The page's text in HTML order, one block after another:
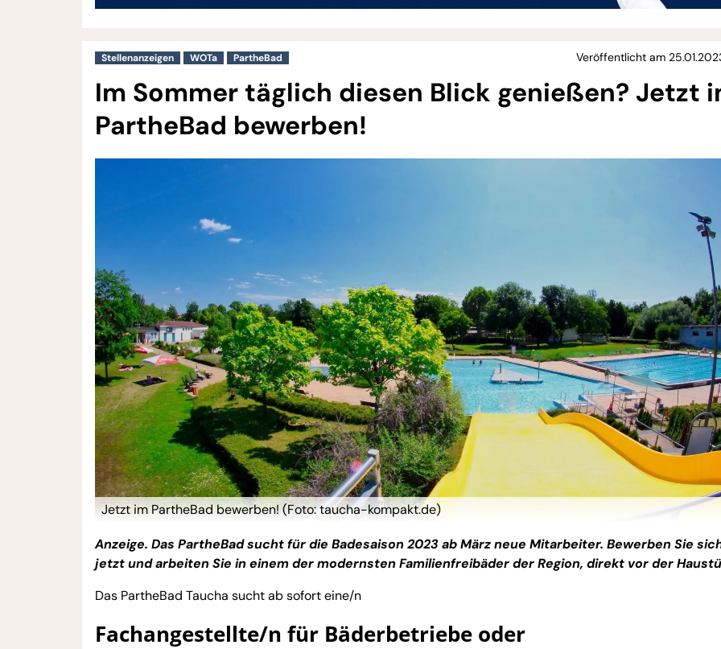
Stellenanzeigen WOTa PartheBad Veröffentlicht am
Im Sommer täglich diesen Blick genießen? Jetzt
PartheBad bewerben!
Jetzt im PartheBad bewerben! (Foto: taucha-kompakt.de)
Anzeige. Das PartheBad sucht für die Badesaison 2023 ab März neue Mitarbeiter. Bewerben Sie
jetzt und arbeiten Sie in einem der modernsten Familienfreibäder der Region, direkt vor der
Das PartheBad Taucha sucht ab sofort eine/n
Fachangestellte/n für Bäderbetriebe oder